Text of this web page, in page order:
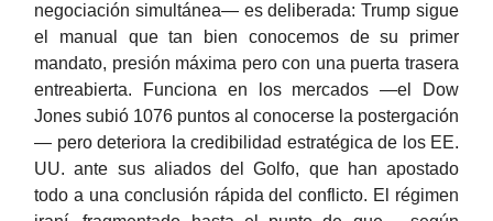
negociación simultánea— es deliberada: Trump sigue
el manual que tan bien conocemos de su primer
mandato, presión máxima pero con una puerta trasera
entreabierta. Funciona en los mercados —el Dow
Jones subió 1076 puntos al conocerse la postergación
— pero deteriora la credibilidad estratégica de los EE.
UU. ante sus aliados del Golfo, que han apostado
todo a una conclusión rápida del conflicto. El régimen